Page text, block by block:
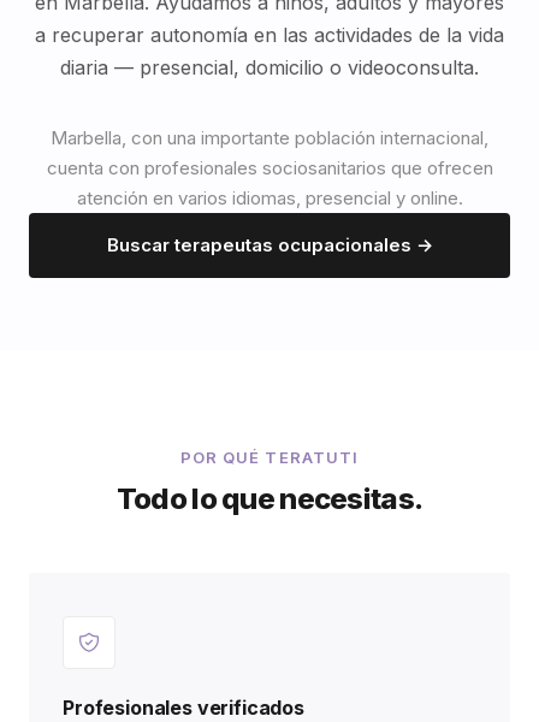
a recuperar autonomía en las actividades de la vida
diaria — presencial, domicilio o videoconsulta.
Marbella, con una importante población internacional,
cuenta con profesionales sociosanitarios que ofrecen
atención en varios idiomas, presencial y online.
Buscar terapeutas ocupacionales →
POR QUÉ TERATUTI
Todo lo que necesitas.
Profesionales verificados